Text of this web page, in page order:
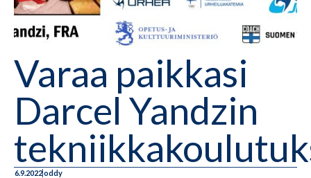
Varaa paikkasi
Darcel Yandzin
6.9.2022oddy